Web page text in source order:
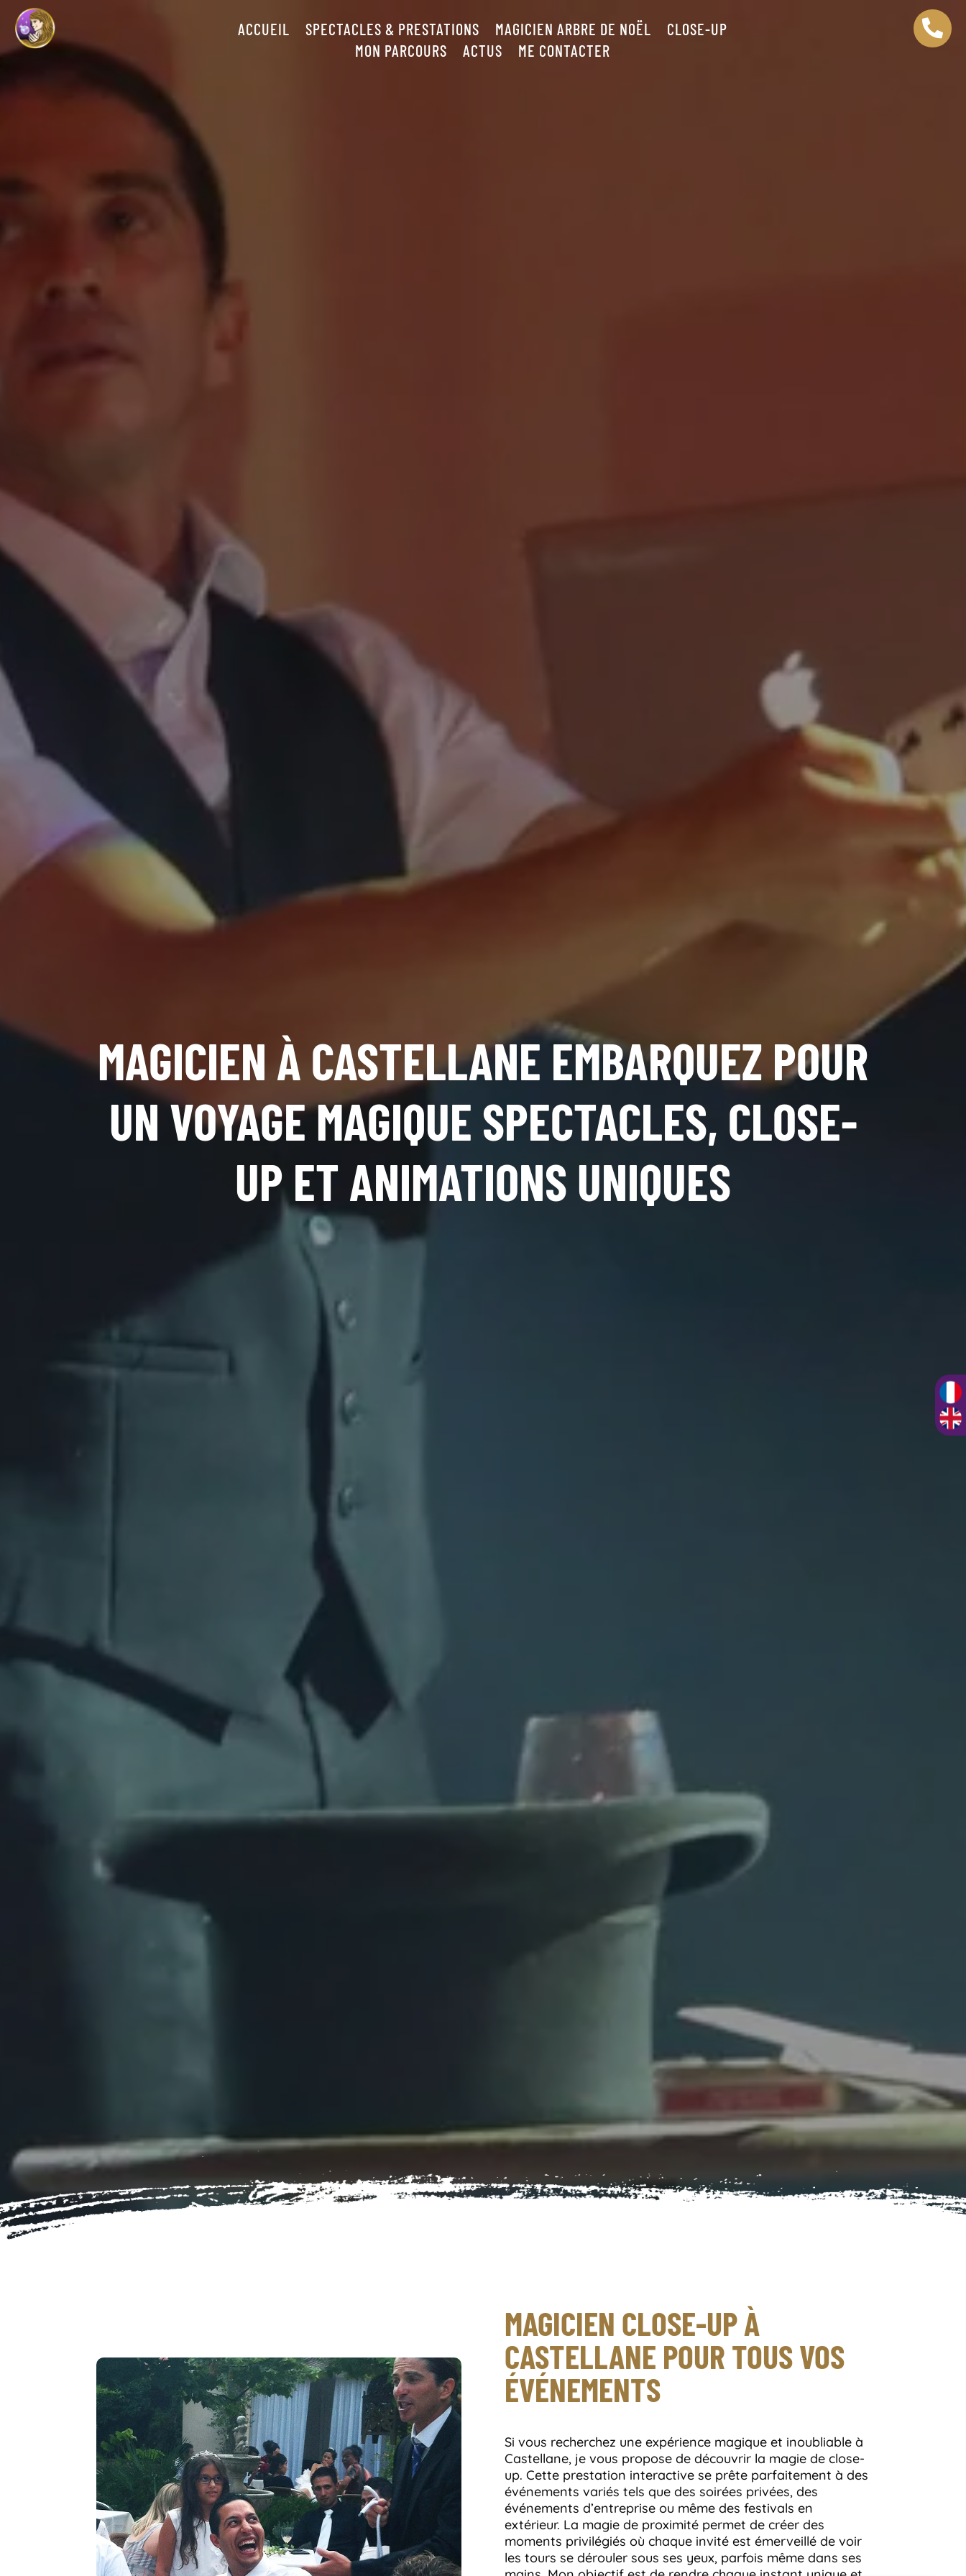
ACCUEIL SPECTACLES & PRESTATIONS MAGICIEN ARBRE DE NOËL
CLOSE-UP
MON PARCOURS
ACTUS ME CONTACTER

MAGICIEN À CASTELLANE EMBARQUEZ POUR
UN VOYAGE MAGIQUE SPECTACLES, CLOSE-
UP ET ANIMATIONS UNIQUES
MAGICIEN CLOSE-UP À
CASTELLANE POUR TOUS VOS
ÉVÉNEMENTS
Si vous recherchez une expérience magique et inoubliable à
Castellane, je vous propose de découvrir la magie de close-
up. Cette prestation interactive se prête parfaitement à des
événements variés tels que des soirées privées, des
événements d’entreprise ou même des festivals en
extérieur. La magie de proximité permet de créer des
moments privilégiés où chaque invité est émerveillé de voir
les tours se dérouler sous ses yeux, parfois même dans ses